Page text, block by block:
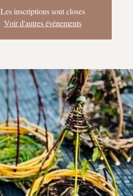
Les inscriptions sont closes
Voir d'autres événements